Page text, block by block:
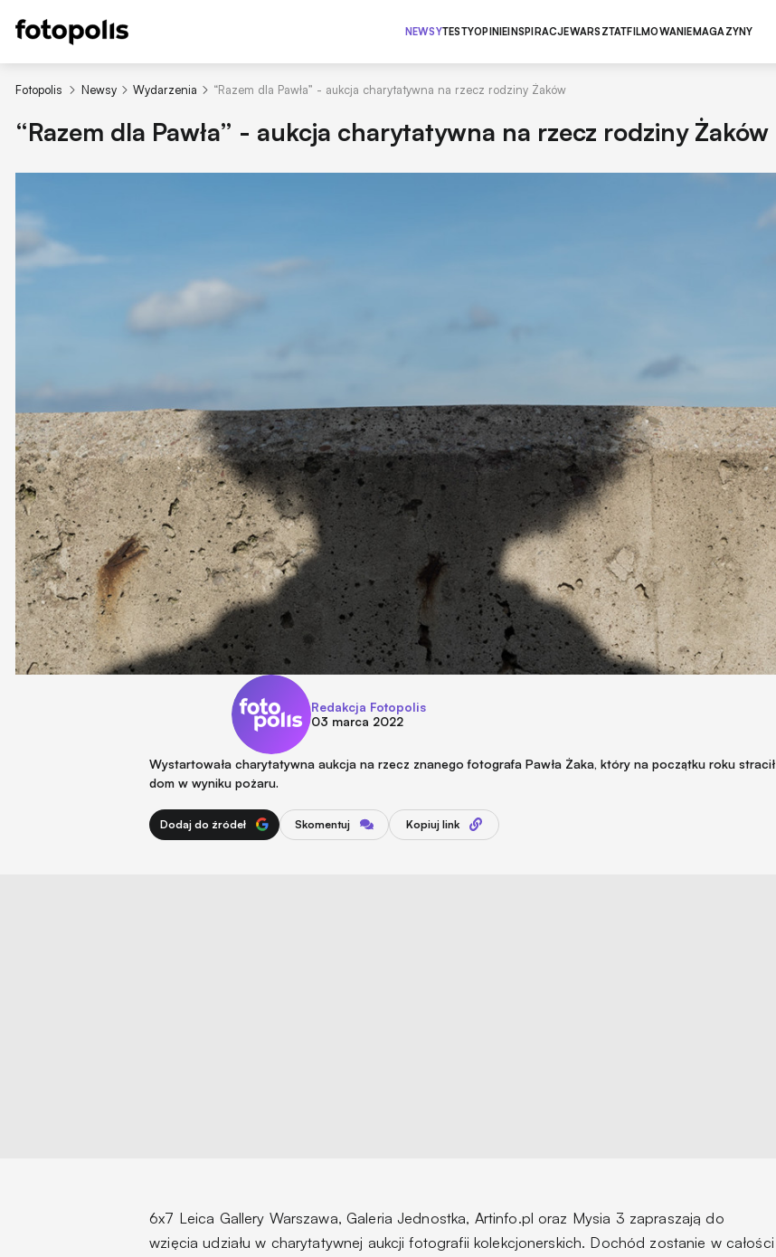
NEWSYTESTYOPINIEINSPIRACJEWARSZTATFILMOWANIEMAGAZYNY
Fotopolis Newsy Wydarzenia “Razem dla Pawła” - aukcja charytatywna na rzecz rodziny Żaków
“Razem dla Pawła” - aukcja charytatywna na rzecz rodziny Żaków
Redakcja Fotopolis
03 marca 2022
Wystartowała charytatywna aukcja na rzecz znanego fotografa Pawła Żaka, który na początku roku stracił
dom w wyniku pożaru.
Dodaj do źródeł Skomentuj Kopiuj link
6x7 Leica Gallery Warszawa, Galeria Jednostka, Artinfo.pl oraz Mysia 3 zapraszają do
wzięcia udziału w charytatywnej aukcji fotografii kolekcjonerskich. Dochód zostanie w całości